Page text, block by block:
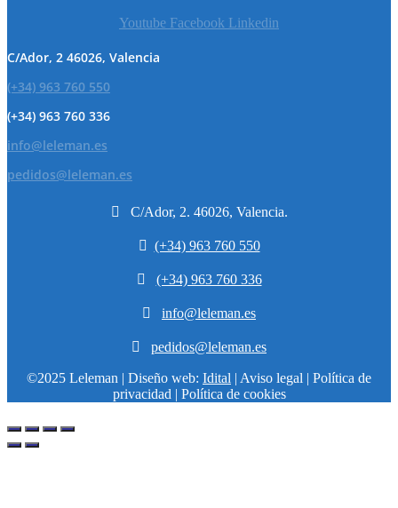
Youtube Facebook Linkedin
C/Ador, 2 46026, Valencia
(+34) 963 760 550
(+34) 963 760 336
info@leleman.es
pedidos@leleman.es
 C/Ador, 2. 46026, Valencia.
 (+34) 963 760 550
 (+34) 963 760 336
 info@leleman.es
 pedidos@leleman.es
©2025 Leleman | Diseño web: Idital | Aviso legal | Política de
privacidad | Política de cookies